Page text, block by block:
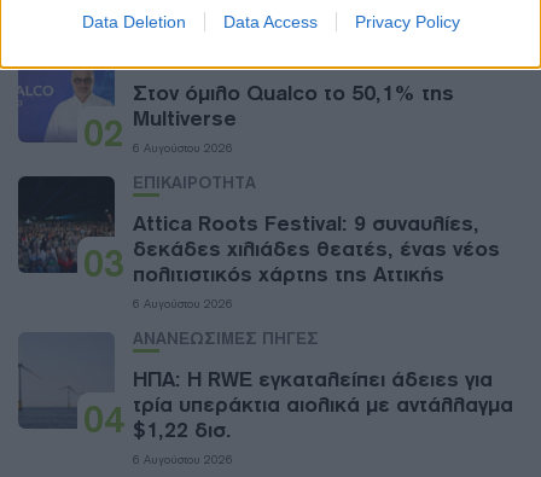
Data Deletion Data Access Privacy Policy
6 Αυγούστου 2026
02
Στον όμιλο Qualco το 50,1% της
Multiverse
6 Αυγούστου 2026
03
ΕΠΙΚΑΙΡΟΤΗΤΑ
Attica Roots Festival: 9 συναυλίες,
δεκάδες χιλιάδες θεατές, ένας νέος
πολιτιστικός χάρτης της Αττικής
6 Αυγούστου 2026
04
ΑΝΑΝΕΩΣΙΜΕΣ ΠΗΓΕΣ
ΗΠΑ: Η RWE εγκαταλείπει άδειες για
τρία υπεράκτια αιολικά με αντάλλαγμα
$1,22 δισ.
6 Αυγούστου 2026